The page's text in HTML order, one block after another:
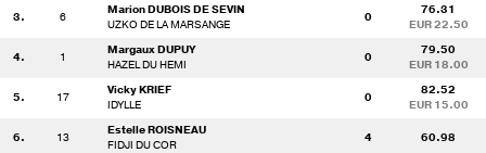
3. 6
Marion DUBOIS DE SEVIN
UZKO DE LA MARSANGE
0
76.31
EUR 22.50
4. 1
Margaux DUPUY
HAZEL DU HEMI
0
79.50
EUR 18.00
5. 17
Vicky KRIEF
IDYLLE
0
82.52
EUR 15.00
6. 13
Estelle ROISNEAU
FIDJI DU COR
4 60.98